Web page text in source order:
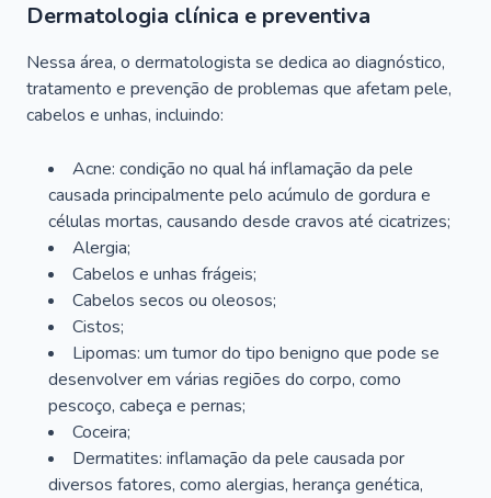
Dermatologia clínica e preventiva
Nessa área, o dermatologista se dedica ao diagnóstico,
tratamento e prevenção de problemas que afetam pele,
cabelos e unhas, incluindo:
Acne: condição no qual há inflamação da pele
causada principalmente pelo acúmulo de gordura e
células mortas, causando desde cravos até cicatrizes;
Alergia;
Cabelos e unhas frágeis;
Cabelos secos ou oleosos;
Cistos;
Lipomas: um tumor do tipo benigno que pode se
desenvolver em várias regiões do corpo, como
pescoço, cabeça e pernas;
Coceira;
Dermatites: inflamação da pele causada por
diversos fatores, como alergias, herança genética,